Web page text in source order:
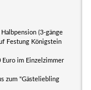
(3-gänge
Festung Königstein
Euro im Einzelzimmer
zum "Gästeliebling